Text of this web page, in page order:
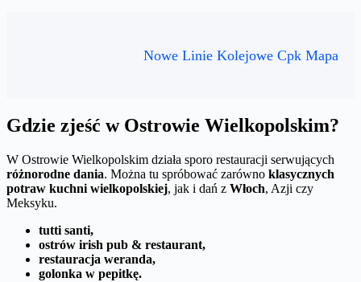
Nowe Linie Kolejowe Cpk Mapa
Gdzie zjeść w Ostrowie Wielkopolskim?
W Ostrowie Wielkopolskim działa sporo restauracji serwujących
różnorodne dania. Można tu spróbować zarówno klasycznych
potraw kuchni wielkopolskiej, jak i dań z Włoch, Azji czy
Meksyku.
tutti santi,
ostrów irish pub & restaurant,
restauracja weranda,
golonka w pepitkę.